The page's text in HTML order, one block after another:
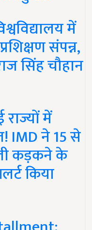
में
संपन्न,
सिंह चौहान
में
IMD ने 15 से
कड़कने के
किया